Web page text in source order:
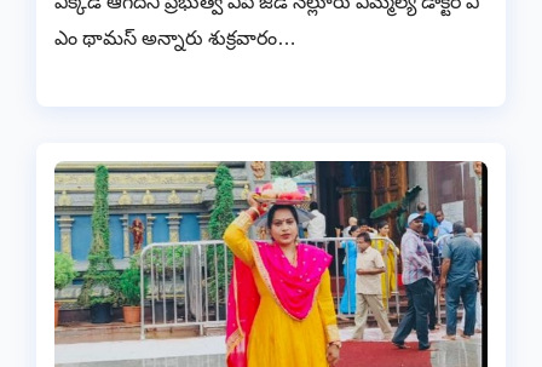
ఎం థామస్ అన్నారు శుక్రవారం…